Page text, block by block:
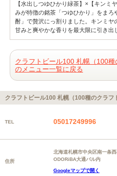
【水出しつゆひかり緑茶】×【キンミ
みが特徴の銘茶「つゆひかり」をまろ
酎」で贅沢にっ割りました。キンミ
甘みと爽やかな香りを最大限に引き出
クラフトビール100 札幌（100種
のメニュー一覧に戻る
クラフトビール100 札幌（100種のクラフ
TEL 05017249996
住所
北海道札幌市中央区南一条
ODORiBA大通バル内
Googleマップで開く